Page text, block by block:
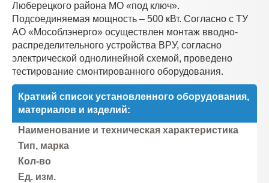
Люберецкого района МО «под ключ».
Подсоединяемая мощность – 500 кВт. Согласно с ТУ
АО «Мособлэнерго» осуществлен монтаж вводно-
распределительного устройства ВРУ, согласно
электрической однолинейной схемой, проведено
тестирование смонтированного оборудования.
Краткий список установленного оборудования,
материалов и изделий:
Наименование и техническая характеристика
Тип, марка
Кол-во
Ед. изм.